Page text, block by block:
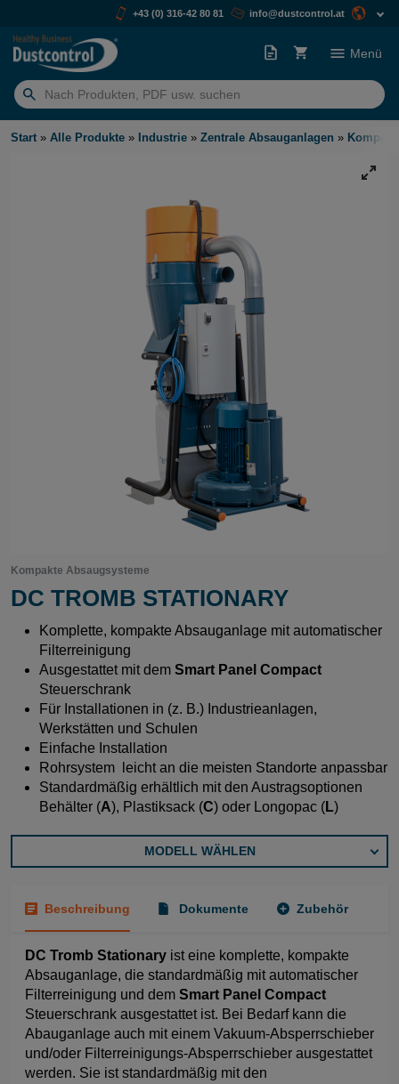
+43 (0) 316-42 80 81 info@dustcontrol.at
Suchen
nach:
Menü
Start » Alle Produkte » Industrie » Zentrale Absauganlagen »
Kompakte Absaugsysteme
DC TROMB STATIONARY
Komplette, kompakte Absauganlage mit automatischer
Filterreinigung
Ausgestattet mit dem Smart Panel Compact
Steuerschrank
Für Installationen in (z. B.) Industrieanlagen,
Werkstätten und Schulen
Einfache Installation
Rohrsystem leicht an die meisten Standorte anpassbar
Standardmäßig erhältlich mit den Austragsoptionen
Behälter (A), Plastiksack (C) oder Longopac (L)
MODELL WÄHLEN
Beschreibung Dokumente Zubehör
DC Tromb Stationary ist eine komplette, kompakte
Absauganlage, die standardmäßig mit automatischer
Filterreinigung und dem Smart Panel Compact
Steuerschrank ausgestattet ist. Bei Bedarf kann die
Abauganlage auch mit einem Vakuum-Absperrschieber
und/oder Filterreinigungs-Absperrschieber ausgestattet
werden. Sie ist standardmäßig mit den